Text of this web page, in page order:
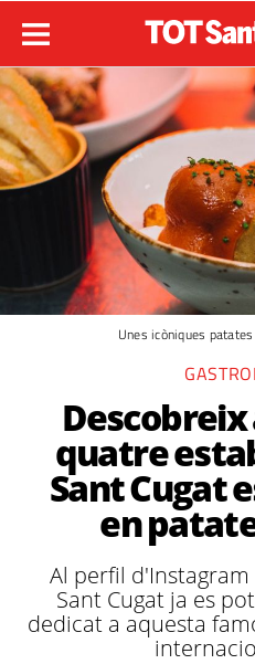
Unes icòniques
Descobreix
quatre
Sant Cugat
en
Al perfil d'Instagram
Sant Cugat ja es
dedicat a aquesta